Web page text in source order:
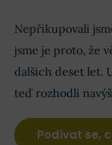
Nepřikupovali
jsme je proto, že
dalších deset let.
teď rozhodli
Podívat se,